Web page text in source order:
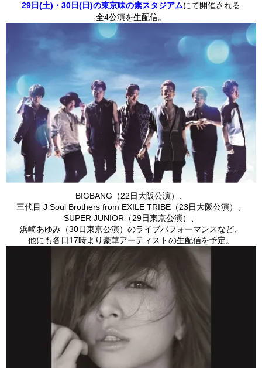
29日(土)・30日(日)の東京味の素スタジアムにて開催される
全4公演を生配信。
BIGBANG（22日大阪公演）、
三代目 J Soul Brothers from EXILE TRIBE（23日大阪公演）、
SUPER JUNIOR（29日東京公演）、
浜崎あゆみ（30日東京公演）のライブパフォーマンスなど、
他にも各日17時より豪華アーティストの生配信を予定。